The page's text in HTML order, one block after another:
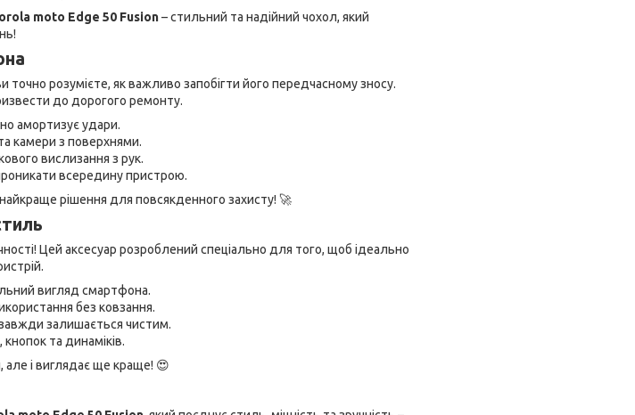
moto Edge 50 Fusion– стильний та надійний чохол, який
розумієте, як важливо запобігти його передчасному зносу.
до дорогого ремонту.
амортизує удари.
камери з поверхнями.
вислизання з рук.
всередину пристрою.
рішення для повсякденного захисту! 🚀
Цей аксесуар розроблений спеціально для того, щоб ідеально
вигляд смартфона.
без ковзання.
залишається чистим.
та динаміків.
і виглядає ще краще! 😍